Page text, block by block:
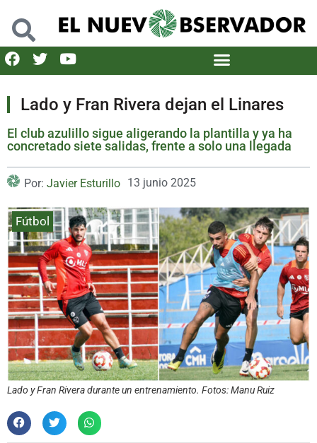
Lado y Fran Rivera dejan el Linares
El club azulillo sigue aligerando la plantilla y ya ha
concretado siete salidas, frente a solo una llegada
Por: Javier Esturillo 13 junio 2025
Fútbol
Lado y Fran Rivera durante un entrenamiento. Fotos: Manu Ruiz